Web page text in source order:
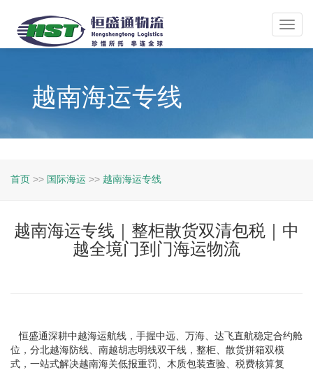
越南海运专线
首页 >> 国际海运 >> 越南海运专线
越南海运专线｜整柜散货双清包税｜中
越全境门到门海运物流
恒盛通深耕中越海运航线，手握中远、万海、达飞直航稳定合约舱
位，分北越海防线、南越胡志明线双干线，整柜、散货拼箱双模
式，一站式解决越南海关低报重罚、木质包装查验、税费核算复